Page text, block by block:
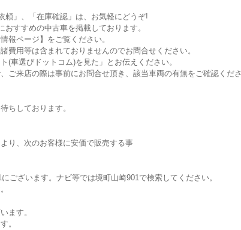
頼」、「在庫確認」は、お気軽にどうぞ!
すすめの中古車を掲載しております。
報ページ】をご覧ください。
費用等は含まれておりませんのでお問合せください。
(車選びドットコム)を見た」とお伝えください。
ご来店の際は事前にお問合せ頂き、該当車両の有無をご確認くださ
ちしております。
り、次のお客様に安価で販売する事
ございます。ナビ等では境町山崎901で検索してください。
ます。
。